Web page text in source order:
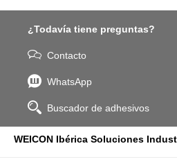
¿Todavía tiene preguntas?
Contacto
WhatsApp
Buscador de adhesivos
WEICON Ibérica Soluciones